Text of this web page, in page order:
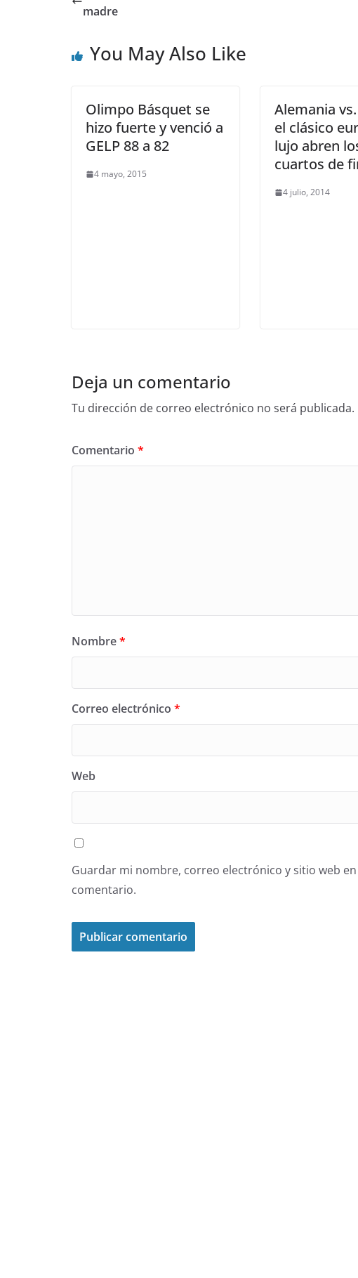
madre
You May Also Like
Olimpo Básquet se
hizo fuerte y venció a
GELP 88 a 82
4 mayo, 2015
Alemania
el clásico
lujo abren
cuartos de
4 julio, 2014
Deja un comentario
Tu dirección de correo electrónico no será publicada.
Comentario *
Nombre*
Correo electrónico *
Web
Guardar mi nombre, correo electrónico y sitio web
comentario.